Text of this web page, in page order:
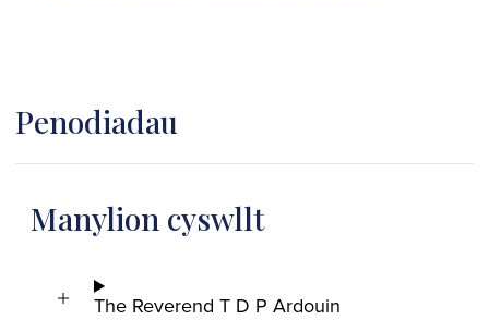
Penodiadau
Manylion cyswllt
The Reverend T D P Ardouin